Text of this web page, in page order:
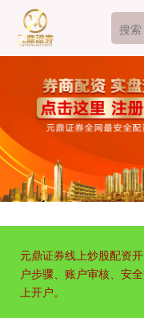
元鼎证券线上炒股配资
户步骤、账户审核、安
上开户。